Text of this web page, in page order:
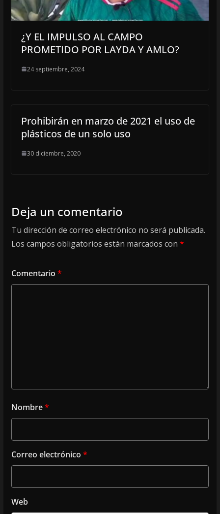
¿Y EL IMPULSO AL CAMPO
PROMETIDO POR LAYDA Y AMLO?
24 septiembre, 2024
Prohibirán en marzo de 2021 el uso de
plásticos de un solo uso
30 diciembre, 2020
Deja un comentario
Tu dirección de correo electrónico no será publicada.
Los campos obligatorios están marcados con *
Comentario *
Nombre*
Correo electrónico *
Web